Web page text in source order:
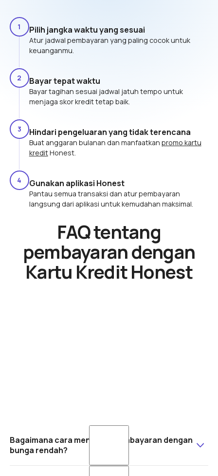
1 Pilih jangka waktu yang sesuai
Atur jadwal pembayaran yang paling cocok untuk
keuanganmu.
2 Bayar tepat waktu
Bayar tagihan sesuai jadwal jatuh tempo untuk
menjaga skor kredit tetap baik.
3 Hindari pengeluaran yang tidak terencana
Buat anggaran bulanan dan manfaatkan promo kartu
kreditHonest.
4 Gunakan aplikasi Honest
Pantau semua transaksi dan atur pembayaran
langsung dari aplikasi untuk kemudahan maksimal.
FAQ tentang
pembayaran dengan
Kartu Kredit Honest
Bagaimana cara mengatur pembayaran dengan
bunga rendah?